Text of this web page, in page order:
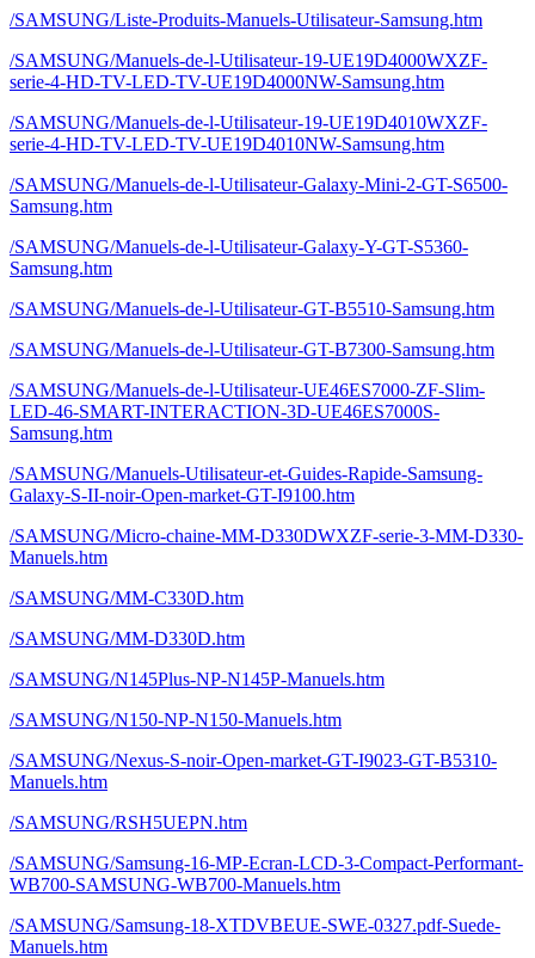
/SAMSUNG/Liste-Produits-Manuels-Utilisateur-Samsung.htm
/SAMSUNG/Manuels-de-l-Utilisateur-19-UE19D4000WXZF-
serie-4-HD-TV-LED-TV-UE19D4000NW-Samsung.htm
/SAMSUNG/Manuels-de-l-Utilisateur-19-UE19D4010WXZF-
serie-4-HD-TV-LED-TV-UE19D4010NW-Samsung.htm
/SAMSUNG/Manuels-de-l-Utilisateur-Galaxy-Mini-2-GT-S6500-
Samsung.htm
/SAMSUNG/Manuels-de-l-Utilisateur-Galaxy-Y-GT-S5360-
Samsung.htm
/SAMSUNG/Manuels-de-l-Utilisateur-GT-B5510-Samsung.htm
/SAMSUNG/Manuels-de-l-Utilisateur-GT-B7300-Samsung.htm
/SAMSUNG/Manuels-de-l-Utilisateur-UE46ES7000-ZF-Slim-
LED-46-SMART-INTERACTION-3D-UE46ES7000S-
Samsung.htm
/SAMSUNG/Manuels-Utilisateur-et-Guides-Rapide-Samsung-
Galaxy-S-II-noir-Open-market-GT-I9100.htm
/SAMSUNG/Micro-chaine-MM-D330DWXZF-serie-3-MM-D330-
Manuels.htm
/SAMSUNG/MM-C330D.htm
/SAMSUNG/MM-D330D.htm
/SAMSUNG/N145Plus-NP-N145P-Manuels.htm
/SAMSUNG/N150-NP-N150-Manuels.htm
/SAMSUNG/Nexus-S-noir-Open-market-GT-I9023-GT-B5310-
Manuels.htm
/SAMSUNG/RSH5UEPN.htm
/SAMSUNG/Samsung-16-MP-Ecran-LCD-3-Compact-Performant-
WB700-SAMSUNG-WB700-Manuels.htm
/SAMSUNG/Samsung-18-XTDVBEUE-SWE-0327.pdf-Suede-
Manuels.htm